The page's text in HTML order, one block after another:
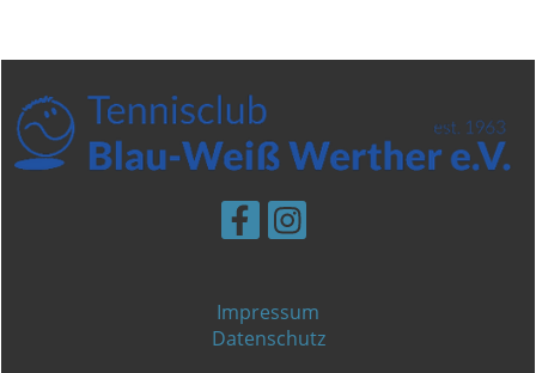
Impressum
Datenschutz